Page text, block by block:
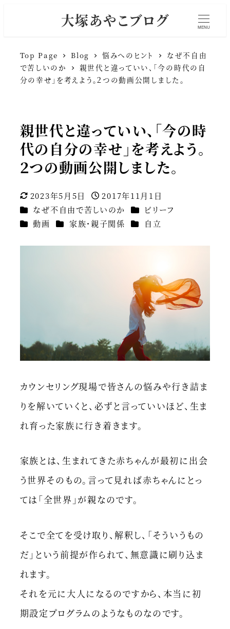
大塚あやこブログ MENU
Top Page Blog 悩みへのヒント
なぜ不自由
で苦しいのか
親世代と違っていい、「今の時代の自
分の幸せ」を考えよう。２つの動画公開しました。
親世代と違っていい、「今の時
代の自分の幸せ」を考えよう。
２つの動画公開しました。
更新日
2023年5月5日
投稿日
2017年11月1日
カテゴリー
なぜ不自由で苦しいのか カテゴリー
ビリーフ
カテゴリー
動画 カテゴリー
家族・親子関係 カテゴリー
自立
カウンセリング現場で皆さんの悩みや行き詰ま
りを解いていくと、必ずと言っていいほど、生ま
れ育った家族に行き着きます。
家族とは、生まれてきた赤ちゃんが最初に出会
う世界そのもの。言って見れば赤ちゃんにとっ
ては「全世界」が親なのです。
そこで全てを受け取り、解釈し、「そういうもの
だ」という前提が作られて、無意識に刷り込ま
れます。
それを元に大人になるのですから、本当に初
期設定プログラムのようなものなのです。